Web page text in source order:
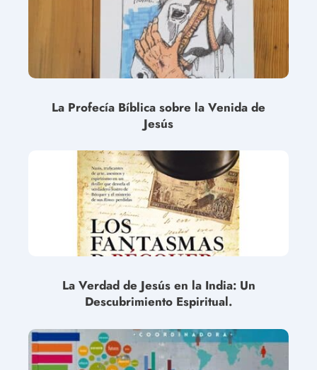
La Profecía Bíblica sobre la Venida de
Jesús
La Verdad de Jesús en la India: Un
Descubrimiento Espiritual.